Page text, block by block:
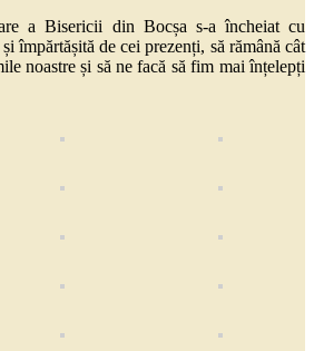
a Bisericii din Bocșa s-a încheiat cu
împărtășită de cei prezenți, să rămână cât
noastre și să ne facă să fim mai înțelepți